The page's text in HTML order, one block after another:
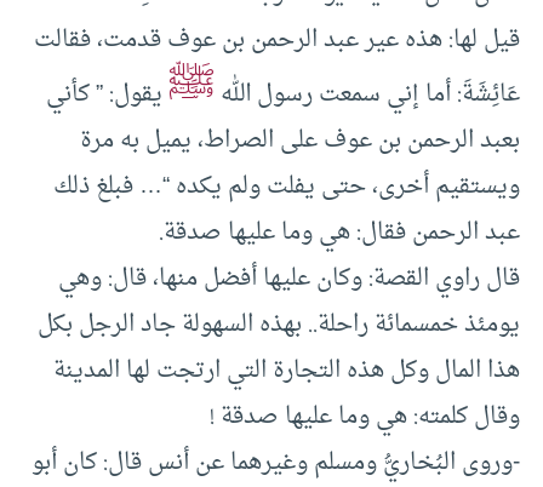
قيل لها: هذه عير عبد الرحمن بن عوف قدمت، فقالت
عَائِشَةَ: أما إني سمعت رسول اللهﷺيقول: ” كأني
بعبد الرحمن بن عوف على الصراط، يميل به مرة
ويستقيم أخرى، حتى يفلت ولم يكده “… فبلغ ذلك
عبد الرحمن فقال: هي وما عليها صدقة.
قال راوي القصة: وكان عليها أفضل منها، قال: وهي
يومئذ خمسمائة راحلة.. بهذه السهولة جاد الرجل بكل
هذا المال وكل هذه التجارة التي ارتجت لها المدينة
وقال كلمته: هي وما عليها صدقة !
-وروى البُخاريُّ ومسلم وغيرهما عن أنس قال: كان أبو